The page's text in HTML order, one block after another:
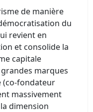
de manière
du
revient en
et consolide la
capitale
marques
(co-fondateur
massivement
dimension